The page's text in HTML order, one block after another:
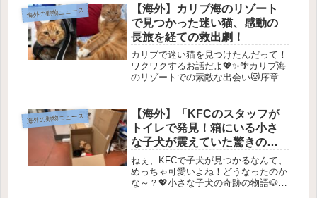
オードレイ・ラックが、ある女性から
電話を受けました。...
海外の動物ニュース
【海外】カリブ海のリゾート
で見つかった迷い猫、感動の
長旅を経ての救出劇！
カリブで迷い猫を見つけたんだって！
ワクワクするお話だよ💖✨🌴カリブ海
のリゾートでの素敵な出会い🐱序章:
女が見つけたのは、温かい天気やリフ
レッシュではなく、なんとオレンジ...
海外の動物ニュース
【海外】「KFCのスタッフが
トイレで発見！箱にいる小さ
な子犬が震えていた驚きの瞬
間」
ねぇ、KFCで子犬が見つかるなんて、
めっちゃ可愛いよね！どうなったのか
な～？💖小さな子犬の奇跡の物語🐶1.